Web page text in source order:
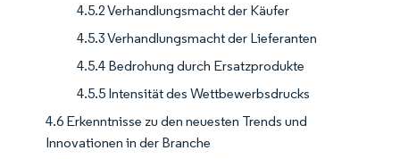
4.5.2 Verhandlungsmacht der Käufer
4.5.3 Verhandlungsmacht der Lieferanten
4.5.4 Bedrohung durch Ersatzprodukte
4.5.5 Intensität des Wettbewerbsdrucks
4.6 Erkenntnisse zu den neuesten Trends und
Innovationen in der Branche